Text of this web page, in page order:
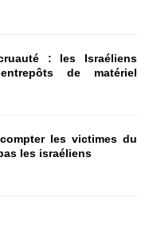
: les Israéliens
de matériel
les victimes du
les israéliens